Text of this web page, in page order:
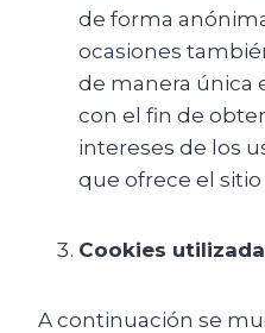
de forma
ocasiones
de manera única
con el fin de
intereses de los
que ofrece el sitio
Cookies
A continuación se